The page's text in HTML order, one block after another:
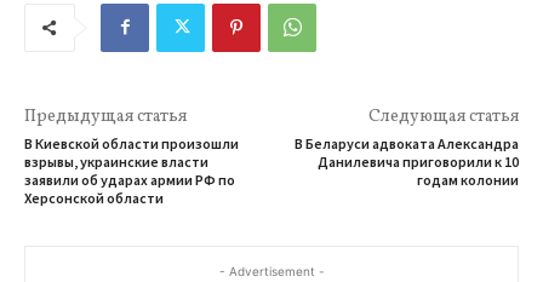
Предыдущая статья
В Киевской области произошли
взрывы, украинские власти
заявили об ударах армии РФ по
Херсонской области
Следующая статья
В Беларуси адвоката Александра
Данилевича приговорили к 10
годам колонии
- Advertisement -